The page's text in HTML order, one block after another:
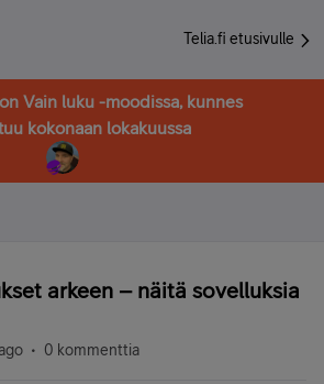
Telia.fi etusivulle
Vain luku -moodissa, kunnes
kokonaan lokakuussa
arkeen – näitä sovelluksia
0 kommenttia